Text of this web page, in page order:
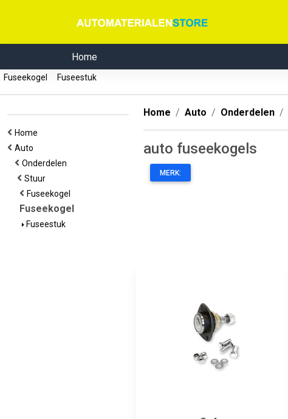
Home
Fuseekogel Fuseestuk
Home
Auto
Onderdelen
Stuur
Fuseekogel
Fuseekogel
Fuseestuk
Home Auto Onderdelen
auto fuseekogels
MERK: